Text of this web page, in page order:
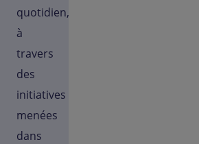
quotidien,
à
travers
des
initiatives
menées
dans